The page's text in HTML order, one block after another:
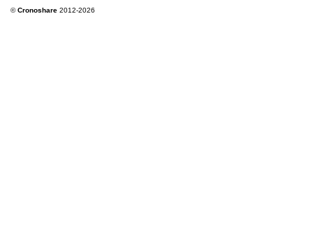
©Cronoshare 2012-2026